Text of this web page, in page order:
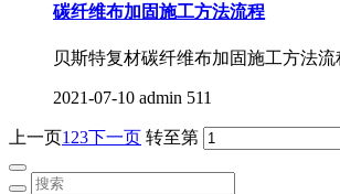
碳纤维布加固施工方法流程
贝斯特复材碳纤维布加固施工方法流
2021-07-10 admin 511
上一页1 23下一页 转至第